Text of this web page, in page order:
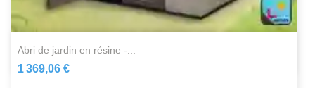
abri de jardin en résine -...
1 369,06 €